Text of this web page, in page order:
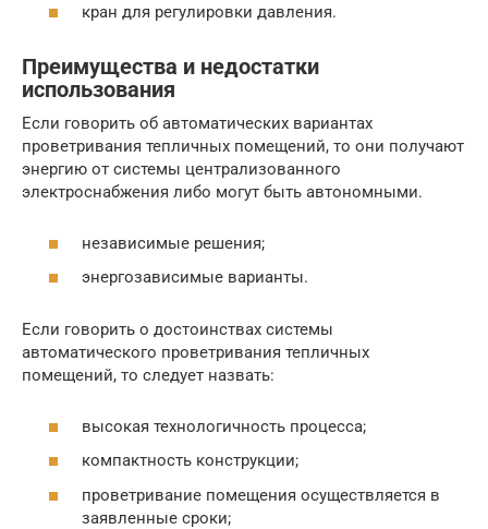
кран для регулировки давления.
Преимущества и недостатки
использования
Если говорить об автоматических вариантах
проветривания тепличных помещений, то они получают
энергию от системы централизованного
электроснабжения либо могут быть автономными.
независимые решения;
энергозависимые варианты.
Если говорить о достоинствах системы
автоматического проветривания тепличных
помещений, то следует назвать:
высокая технологичность процесса;
компактность конструкции;
проветривание помещения осуществляется в
заявленные сроки;